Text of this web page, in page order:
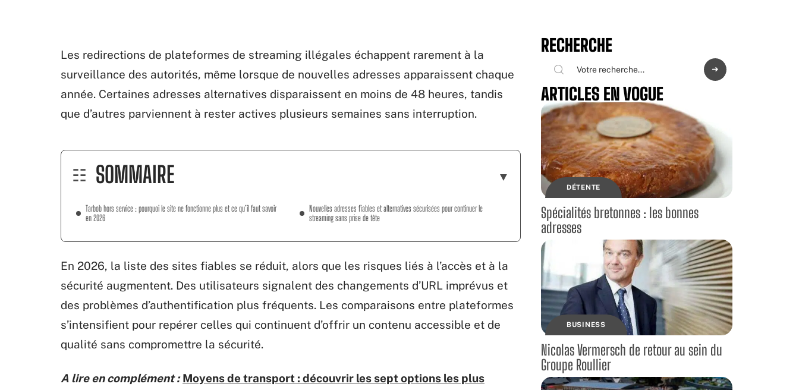
Les redirections de plateformes de streaming illégales échappent rarement à la
surveillance des autorités, même lorsque de nouvelles adresses apparaissent chaque
année. Certaines adresses alternatives disparaissent en moins de 48 heures, tandis
que d’autres parviennent à rester actives plusieurs semaines sans interruption.
SOMMAIRE
Tarbob hors service : pourquoi le site ne fonctionne plus et ce qu’il faut savoir
en 2026
Nouvelles adresses fiables et alternatives sécurisées pour continuer le
streaming sans prise de tête
En 2026, la liste des sites fiables se réduit, alors que les risques liés à l’accès et à la
sécurité augmentent. Des utilisateurs signalent des changements d’URL imprévus et
des problèmes d’authentification plus fréquents. Les comparaisons entre plateformes
s’intensifient pour repérer celles qui continuent d’offrir un contenu accessible et de
qualité sans compromettre la sécurité.
A lire en complément : Moyens de transport : découvrir les sept options les plus
RECHERCHE
ARTICLES EN VOGUE
DÉTENTE
Spécialités bretonnes : les bonnes
adresses
BUSINESS
Nicolas Vermersch de retour au sein du
Groupe Roullier